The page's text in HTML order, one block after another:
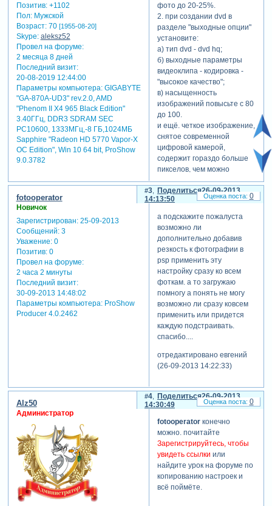
Позитив: +1102
Пол:Мужской
Возраст:70 [1955-08-20]
Skype: aleksz52
Провел на форуме:
2 месяца 8 дней
Последний визит:
20-08-2019 12:44:00
Параметры компьютера:GIGABYTE
"GA-870A-UD3" rev.2.0, AMD
"Phenom II X4 965 Black Edition"
3.40ГГц, DDR3 SDRAM SEC
PC10600, 1333МГц,-8 ГБ,1024МБ
Sapphire "Radeon HD 5770 Vapor-X
OC Edition", Win 10 64 bit, ProShow
9.0.3782
фото до 20-25%.
2. при создании dvd в
разделе "выходные опции"
установите:
а) тип dvd - dvd hq;
б) выходные параметры
видеоклипа - кодировка -
"высокое качество";
в) насыщенность
изображений повысьте с 80
до 100.
и ещё. четкое изображение,
снятое современной
цифровой камерой,
содержит гораздо больше
пикселов, чем можно
показать на экране
телевизора или монитора с
разрешающей
способностью 72 пиксела
на дюйм.
высококачественное
фотоизображение,
записанное
на dvd, ухудшается, т.к.
теряется его четкость
(резкость) из-за удаления
лишних пикселов.
кадр фильма с малым
исходным разрешением
может смотреться на
фото, снятого с большим
разрешением, поскольку в
показом не вмешивались
процессы удаления лишних
пикселов.
поэтому перед загрузкой
файла изображения в
proshow стоит
преобразовать
качественное фото,
например, формата
2500 х 1800, в формат 768 х
Поделиться
3
26-09-2013
14:13:50
fotooperator
Новичок
Зарегистрирован: 25-09-2013
Сообщений:3
Уважение: 0
Позитив: 0
Провел на форуме:
2 часа 2 минуты
Последний визит:
30-09-2013 14:48:02
Параметры компьютера:ProShow
Producer 4.0.2462
а подскажите пожалуста
возможно ли
дополнительно добавив
резкость к фотографии в
psp применить эту
настройку сразу ко всем
фоткам. а то загружаю
помногу а понять не могу
возможно ли сразу ковсем
применить или придется
каждую подстраивать.
спасибо....
отредактировано евгений
(26-09-2013 14:22:33)
0
Поделиться
4
26-09-2013
14:30:49
Alz50
Администратор
fotooperatorконечно
можно. почитайте
Зарегистрируйтесь, чтобы
увидеть ссылки или
найдите урок на форуме по
копированию настроек и
всё поймёте.
0